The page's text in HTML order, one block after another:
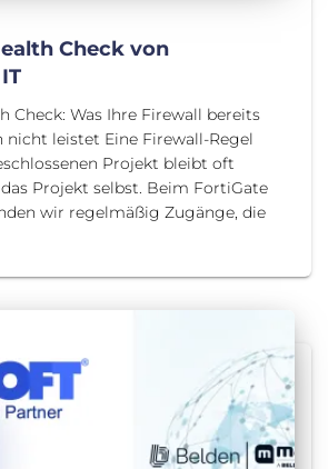
Check von
Check: Was Ihre Firewall bereits
nicht leistet Eine Firewall-Regel
Projekt bleibt oft
Projekt selbst. Beim FortiGate
wir regelmäßig Zugänge, die